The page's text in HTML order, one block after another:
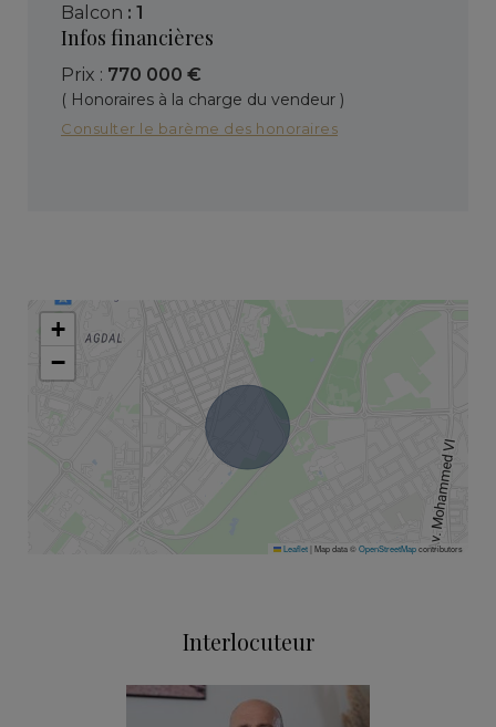
balcon : 1
Infos financières
Prix : 770 000 €
( Honoraires à la charge du vendeur )
Consulter le barème des honoraires
+
−
Leaflet| Map data ©OpenStreetMapcontributors
Interlocuteur